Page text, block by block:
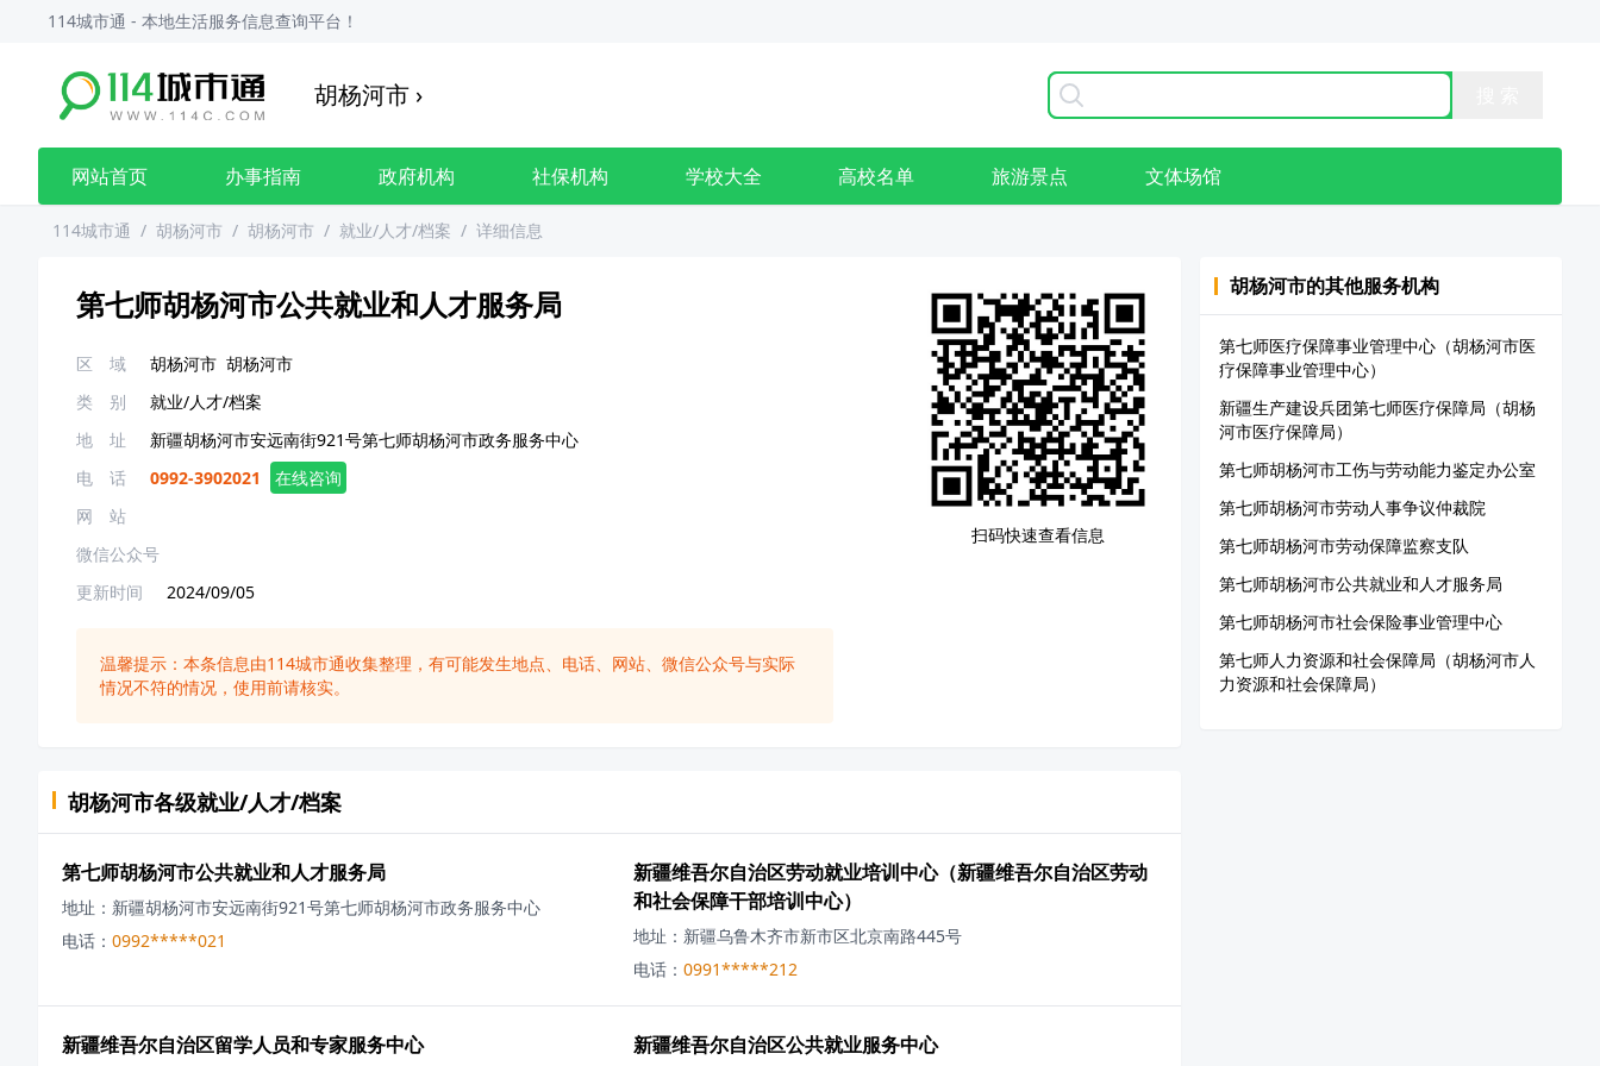
114城市通 - 本地生活服务信息查询平台！
胡杨河市 ›
网站首页 办事指南 政府机构 社保机构 学校大全 高校名单 旅游景点 文体场馆
114城市通 / 胡杨河市 / 胡杨河市 / 就业/人才/档案 / 详细信息
第七师胡杨河市公共就业和人才服务局
区 域 胡杨河市 胡杨河市
类 别
就业/人才/档案
地 址
新疆胡杨河市安远南街921号第七师胡杨河市政务服务中心
电 话
0992-3902021
在线咨询
网 站
微信公众号
更新时间
2024/09/05
温馨提示：本条信息由114城市通收集整理，有可能发生地点、电话、网站、微信公众号与实际
情况不符的情况，使用前请核实。
扫码快速查看信息
胡杨河市各级就业/人才/档案
第七师胡杨河市公共就业和人才服务局
地址： 新疆胡杨河市安远南街921号第七师胡杨河市政务服务中心
电话： 0992*****021
新疆维吾尔自治区劳动就业培训中心（新疆维吾尔自治区劳动
和社会保障干部培训中心）
地址： 新疆乌鲁木齐市新市区北京南路445号
电话： 0991*****212
新疆维吾尔自治区留学人员和专家服务中心 新疆维吾尔自治区公共就业服务中心
胡杨河市的其他服务机构
第七师医疗保障事业管理中心（胡杨河市医
疗保障事业管理中心）
新疆生产建设兵团第七师医疗保障局（胡杨
河市医疗保障局）
第七师胡杨河市工伤与劳动能力鉴定办公室
第七师胡杨河市劳动人事争议仲裁院
第七师胡杨河市劳动保障监察支队
第七师胡杨河市公共就业和人才服务局
第七师胡杨河市社会保险事业管理中心
第七师人力资源和社会保障局（胡杨河市人
力资源和社会保障局）